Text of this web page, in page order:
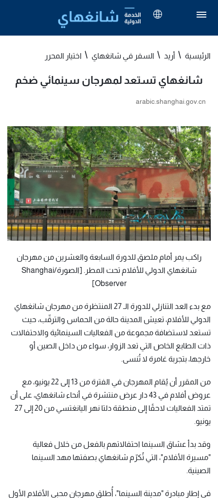
الرئيسية أريد السفر في شانغهاي اختيار المحرر
شانغهاي تستعد لمهرجان سينمائي ضخم
arabic.shanghai.gov.cn
راكب يمر أمام ملصق للدورة السابعة والعشرين من مهرجان
شانغهاي الدولي للأفلام تحت المطر. [الصورة/Shanghai
Observer]
مع بدء العد التنازلي للدورة الـ 27 المنتظرة من مهرجان شانغهاي
الدولي للأفلام، تعيش المدينة حالة من الحماس والترقّب، حيث
تستعد لاستضافة مجموعة من الفعاليات السينمائية والاحتفالات
ذات الطابع الخاص التي تعد الزوار، سواء من داخل الصين أو
خارجها، بتجربة غامرة لا تُنسى.
من المقرر أن يُقام المهرجان في الفترة من 13 إلى 22 يونيو، مع
عروض أفلام في 43 دار عرض منتشرة في أنحاء شانغهاي، على أن
تمتد الفعاليات لاحقًا إلى منطقة دلتا نهر اليانغتسي من 20 إلى 27
يونيو.
وقد بدأ عشاق السينما احتفالاتهم بالفعل من خلال فعالية
"مسيرة الأفلام"، التي تُكرّم شانغهاي بصفتها مهد السينما
الصينية.
في إطار مبادرة "مدينة السينما"، أُطلق مهرجان محبي الأفلام الأول